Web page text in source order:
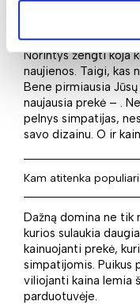
Norintys žengti koja
naujienos. Taigi, kas
Bene pirmiausia
naujausia prekė – .
pelnys simpatijas,
savo dizainu. O ir
Kam atitenka
Dažną domina ne tik
kurios sulaukia
kainuojanti prekė,
simpatijomis. Puikus
viliojanti kaina lemia
parduotuvėje.